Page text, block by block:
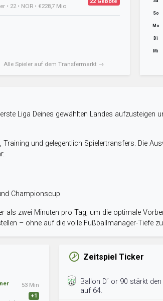
• 22 • NOR • €228,7 Mio
Alle Spieler auf dem Transfermarkt →
So
Mo
Di
Mi
Liga Deines gewählten Landes aufzusteigen
und gelegentlich Spielertransfers. Die
Championscup
als zwei Minuten pro Tag, um die optimale
– ohne auf die volle Fußballmanager-Tiefe
53 Min
+1
Zeitspiel Ticker
Ballon D´ or 90 stärkt
auf 64.